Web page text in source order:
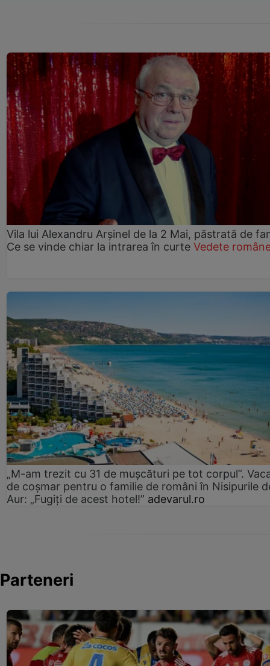
Vila lui Alexandru Arșinel de la 2 Mai, păstrată de
Ce se vinde chiar la intrarea în curte Vedete
„M-am trezit cu 31 de mușcături pe tot corpul”.
de coșmar pentru o familie de români în Nisipurile
Aur: „Fugiți de acest hotel!” adevarul.ro
Parteneri